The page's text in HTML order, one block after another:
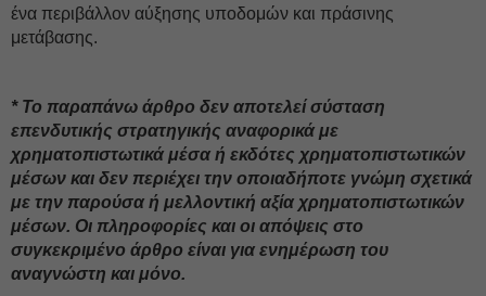
ένα περιβάλλον αύξησης υποδομών και πράσινης
μετάβασης.
* Το παραπάνω άρθρο δεν αποτελεί σύσταση
επενδυτικής στρατηγικής αναφορικά με
χρηματοπιστωτικά μέσα ή εκδότες χρηματοπιστωτικών
μέσων και δεν περιέχει την οποιαδήποτε γνώμη σχετικά
με την παρούσα ή μελλοντική αξία χρηματοπιστωτικών
μέσων. Οι πληροφορίες και οι απόψεις στο
συγκεκριμένο άρθρο είναι για ενημέρωση του
αναγνώστη και μόνο.